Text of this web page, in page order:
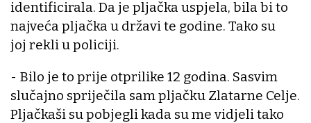
identificirala. Da je pljačka uspjela, bila bi to
najveća pljačka u državi te godine. Tako su
joj rekli u policiji.
- Bilo je to prije otprilike 12 godina. Sasvim
slučajno spriječila sam pljačku Zlatarne Celje.
Pljačkaši su pobjegli kada su me vidjeli tako